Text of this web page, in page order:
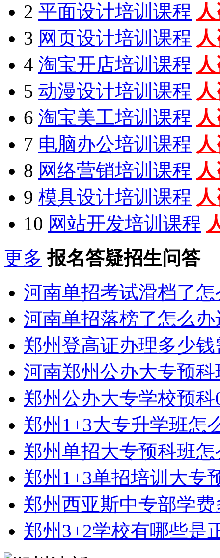
2 平面设计培训课程
3 网页设计培训课程
4 淘宝开店培训课程
5 动漫设计培训课程
6 淘宝美工培训课程
7 电脑办公培训课程
8 网络营销培训课程
9 模具设计培训课程
10 网站开发培训课程
更多 报名答疑招生问答
河南单招考试滑档了
河南单招落榜了怎么
郑州登高证办理多少
河南郑州公办大专预
郑州公办大专学校预
郑州1+3大专升学班怎
郑州单招大专预科班
郑州1+3单招培训大专
郑州西亚斯中专部学
郑州3+2学校有哪些是